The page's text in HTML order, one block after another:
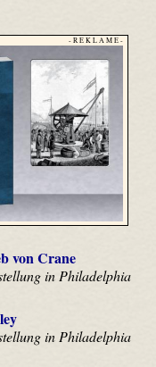
- R E K L A M E -
von Crane
in Philadelphia
in Philadelphia